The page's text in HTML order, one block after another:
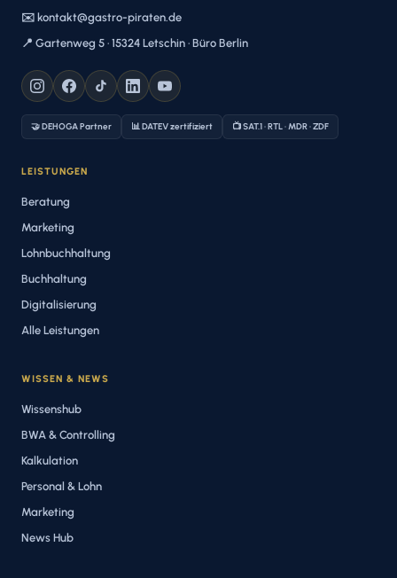
✉️ kontakt@gastro-piraten.de
📍 Gartenweg 5 · 15324 Letschin · Büro Berlin
🤝 DEHOGA Partner 📊 DATEV zertifiziert 📺 SAT.1 · RTL · MDR · ZDF
LEISTUNGEN
Beratung
Marketing
Lohnbuchhaltung
Buchhaltung
Digitalisierung
Alle Leistungen
WISSEN & NEWS
Wissenshub
BWA & Controlling
Kalkulation
Personal & Lohn
Marketing
News Hub